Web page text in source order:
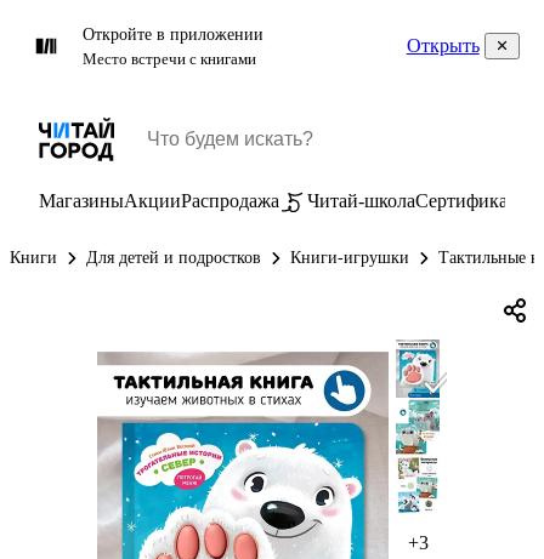
Откройте в приложении
Место встречи с книгами
Открыть
МагазиныАкцииРаспродажа Читай-школаСертификаты
Книги Для детей и подростков Книги-игрушки Тактильные
+3